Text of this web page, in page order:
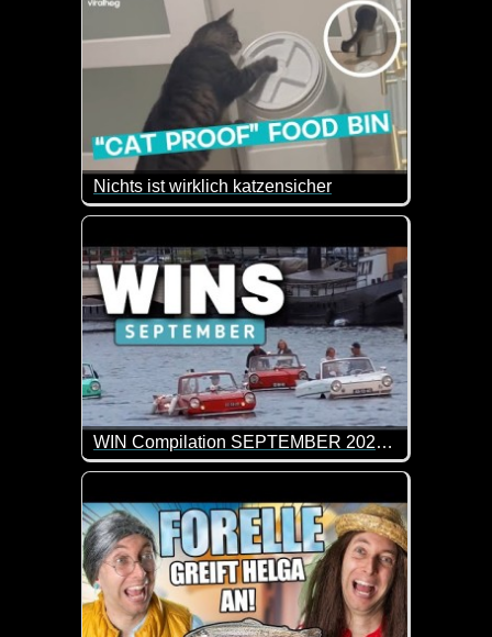
Nichts ist wirklich katzensicher
Sooo herrlich wie diese Katze dranbleibt, um den
WIN Compilation SEPTEMBER 2024 Edition
61 der besten Video-Clips des Monats August in